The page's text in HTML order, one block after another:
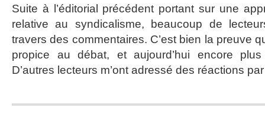
Suite à l’éditorial précédent portant sur une
relative au syndicalisme, beaucoup de
travers des commentaires. C’est bien la preuve
propice au débat, et aujourd’hui encore
D’autres lecteurs m’ont adressé des réactions